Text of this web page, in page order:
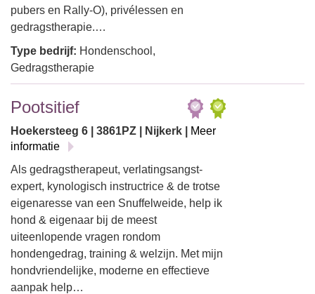
pubers en Rally-O), privélessen en
gedragstherapie.…
Type bedrijf: Hondenschool,
Gedragstherapie
Pootsitief
Hoekersteeg 6 | 3861PZ | Nijkerk |
Meer
informatie
Als gedragstherapeut, verlatingsangst-
expert, kynologisch instructrice & de trotse
eigenaresse van een Snuffelweide, help ik
hond & eigenaar bij de meest
uiteenlopende vragen rondom
hondengedrag, training & welzijn. Met mijn
hondvriendelijke, moderne en effectieve
aanpak help…